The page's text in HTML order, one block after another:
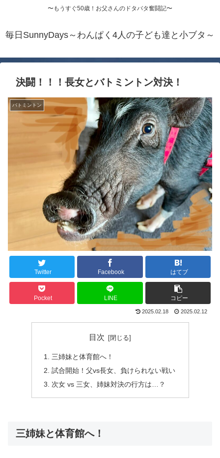
〜もうすぐ50歳！お父さんのドタバタ奮闘記〜
毎日SunnyDays～わんぱく4人の子ども達と小ブタ～
決闘！！！長女とバトミントン対決！
バトミントン
Twitter Facebook はてブ
Pocket LINE コピー
2025.02.18 2025.02.12
目次
三姉妹と体育館へ！
試合開始！父vs長女、負けられない戦い
次女 vs 三女、姉妹対決の行方は…？
三姉妹と体育館へ！